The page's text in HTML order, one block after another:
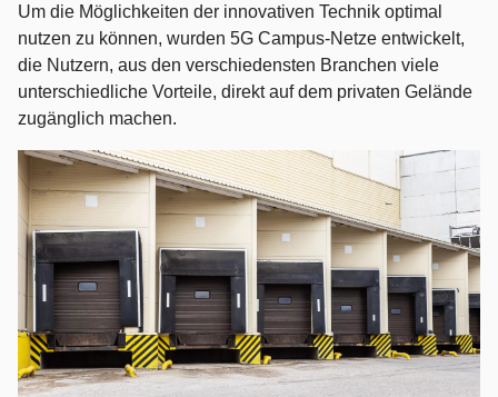
Um die Möglichkeiten der innovativen Technik optimal
nutzen zu können, wurden 5G Campus-Netze entwickelt,
die Nutzern, aus den verschiedensten Branchen viele
unterschiedliche Vorteile, direkt auf dem privaten Gelände
zugänglich machen.